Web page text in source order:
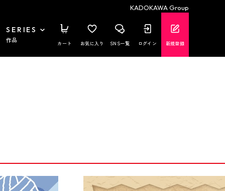
KADOKAWA Group
SERIES
作品 カート お気に入り SNS一覧 ログイン 新規登録